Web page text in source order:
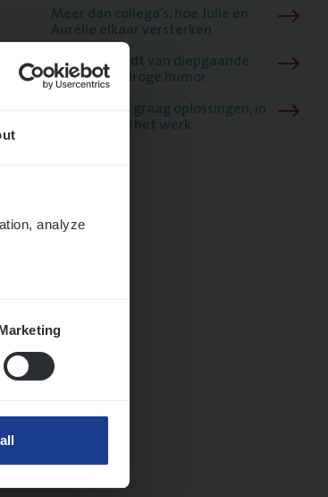
analyze
Meer dan collega’s: hoe Julie en
Aurélie elkaar versterken
Mathias houdt van diepgaande
dossiers én droge humor
Thalia zoekt graag oplossingen, in
games én op het werk